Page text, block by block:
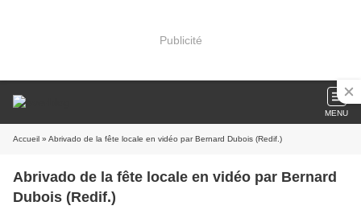
Publicité
MENU
Accueil » Abrivado de la fête locale en vidéo par Bernard Dubois (Redif.)
Abrivado de la fête locale en vidéo par Bernard
Dubois (Redif.)